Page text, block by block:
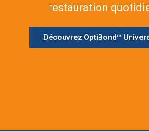
restauration
Découvrez OptiBond™